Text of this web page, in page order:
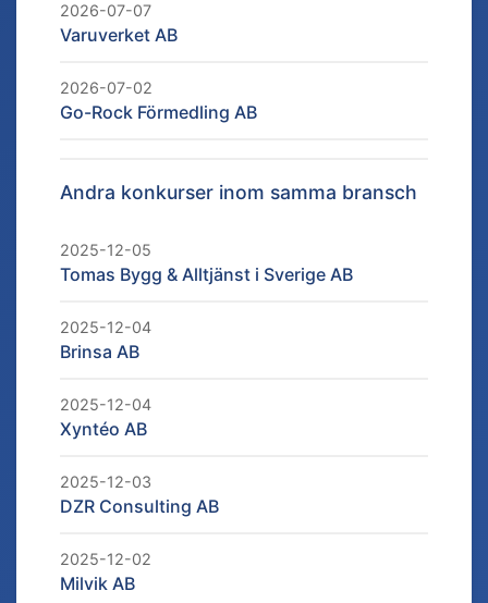
2026-07-07
Varuverket AB
2026-07-02
Go-Rock Förmedling AB
Andra konkurser inom samma bransch
2025-12-05
Tomas Bygg & Alltjänst i Sverige AB
2025-12-04
Brinsa AB
2025-12-04
Xyntéo AB
2025-12-03
DZR Consulting AB
2025-12-02
Milvik AB